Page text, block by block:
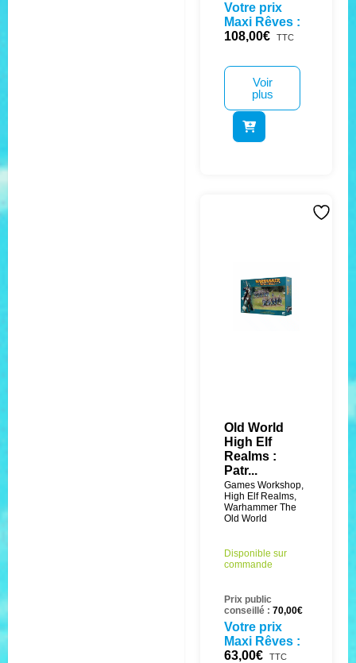
Votre prix
Maxi Rêves :
108,00€ TTC
Voir
plus
Old World
High Elf
Realms :
Patr...
Games Workshop,
High Elf Realms,
Warhammer The
Old World
Disponible sur
commande
Prix public
conseillé : 70,00€
Votre prix
Maxi Rêves :
63,00€ TTC